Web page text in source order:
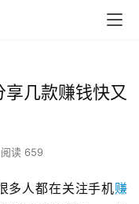
几款赚钱快又
阅读 659
多人都在关注手机赚